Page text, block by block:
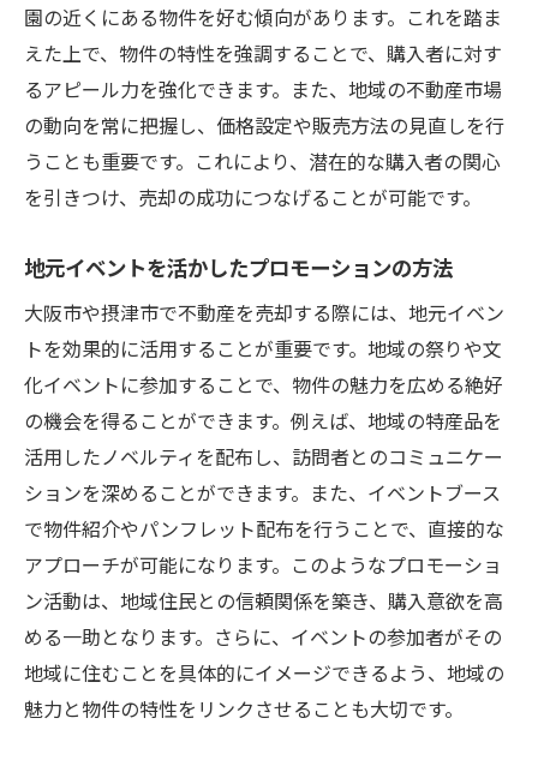
園の近くにある物件を好む傾向があります。これを踏ま
えた上で、物件の特性を強調することで、購入者に対す
るアピール力を強化できます。また、地域の不動産市場
の動向を常に把握し、価格設定や販売方法の見直しを行
うことも重要です。これにより、潜在的な購入者の関心
を引きつけ、売却の成功につなげることが可能です。
地元イベントを活かしたプロモーションの方法
大阪市や摂津市で不動産を売却する際には、地元イベン
トを効果的に活用することが重要です。地域の祭りや文
化イベントに参加することで、物件の魅力を広める絶好
の機会を得ることができます。例えば、地域の特産品を
活用したノベルティを配布し、訪問者とのコミュニケー
ションを深めることができます。また、イベントブース
で物件紹介やパンフレット配布を行うことで、直接的な
アプローチが可能になります。このようなプロモーショ
ン活動は、地域住民との信頼関係を築き、購入意欲を高
める一助となります。さらに、イベントの参加者がその
地域に住むことを具体的にイメージできるよう、地域の
魅力と物件の特性をリンクさせることも大切です。